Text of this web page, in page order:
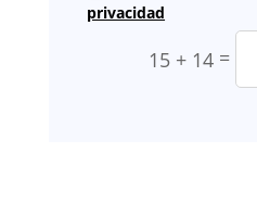
privacidad
15 + 14 =